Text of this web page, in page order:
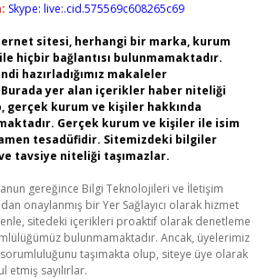
Skype: live:.cid.575569c608265c69
sitesi, herhangi bir marka, kurum
hiçbir bağlantısı bulunmamaktadır.
hazırladığımız makaleler
Burada yer alan içerikler haber niteliği
gerçek kurum ve kişiler hakkında
Gerçek kurum ve kişiler ile isim
tesadüfidir. Sitemizdeki bilgiler
tavsiye niteliği taşımazlar.
gereğince Bilgi Teknolojileri ve İletişim
onaylanmış bir Yer Sağlayıcı olarak hizmet
sitedeki içerikleri proaktif olarak denetleme
bulunmamaktadır. Ancak, üyelerimiz
taşımakta olup, siteye üye olarak
etmiş sayılırlar.